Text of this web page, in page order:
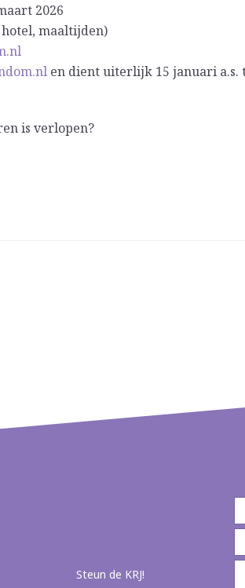
2026
maaltijden)
en dient uiterlijk 15 januari a.s.
is verlopen?
Steun de KRJ!